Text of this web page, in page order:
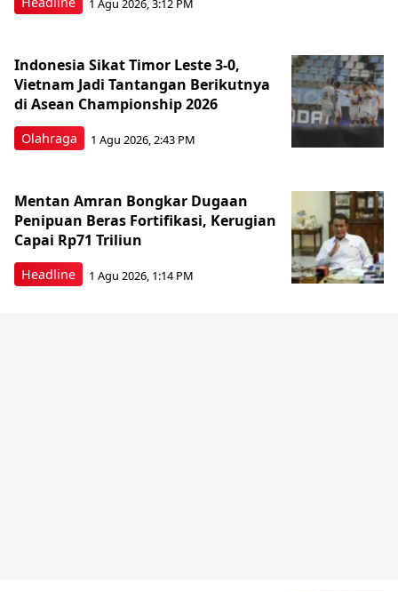
Olahraga
Indonesia Sikat Timor Leste 3-0,
Vietnam Jadi Tantangan Berikutnya
di Asean Championship 2026
1 Agu 2026, 2:43 PM
Headline
Mentan Amran Bongkar Dugaan
Penipuan Beras Fortifikasi, Kerugian
Capai Rp71 Triliun
1 Agu 2026, 1:14 PM